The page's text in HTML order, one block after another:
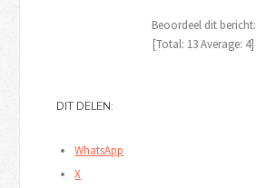
Beoordeel dit bericht:
[Total: 13Average: 4]
DIT DELEN:
WhatsApp
X